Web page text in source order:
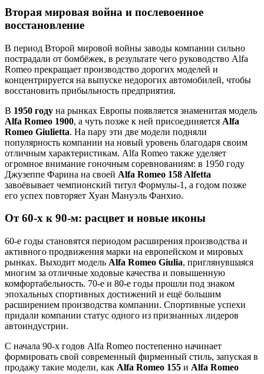
Вторая мировая война и послевоенное
восстановление
В период Второй мировой войны заводы компании сильно
пострадали от бомбёжек, в результате чего руководство Alfa
Romeo прекращает производство дорогих моделей и
концентрируется на выпуске недорогих автомобилей, чтобы
восстановить прибыльность предприятия.
В 1950 году на рынках Европы появляется знаменитая модель
Alfa Romeo 1900, а чуть позже к ней присоединяется Alfa
Romeo Giulietta. На пару эти две модели подняли
популярность компании на новый уровень благодаря своим
отличным характеристикам. Alfa Romeo также уделяет
огромное внимание гоночным соревнованиям: в 1950 году
Джузеппе Фарина на своей Alfa Romeo 158 Alfetta
завоёвывает чемпионский титул Формулы-1, а годом позже
его успех повторяет Хуан Мануэль Фанхио.
От 60-х к 90-м: расцвет и новые иконы
60-е годы становятся периодом расширения производства и
активного продвижения марки на европейском и мировых
рынках. Выходит модель Alfa Romeo Giulia, приглянувшаяся
многим за отличные ходовые качества и повышенную
комфортабельность. 70-е и 80-е годы прошли под знаком
эпохальных спортивных достижений и ещё большим
расширением производства компании. Спортивные успехи
придали компании статус одного из признанных лидеров
автоиндустрии.
С начала 90-х годов Alfa Romeo постепенно начинает
формировать свой современный фирменный стиль, запуская в
продажу такие модели, как Alfa Romeo 155 и Alfa Romeo